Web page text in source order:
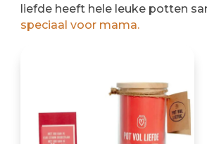
liefde heeft hele leuke potten
speciaal voor mama.